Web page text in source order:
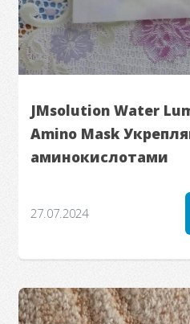
JMsolution Water
Amino Mask
аминокислотами
27.07.2024